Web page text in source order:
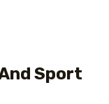
Sport